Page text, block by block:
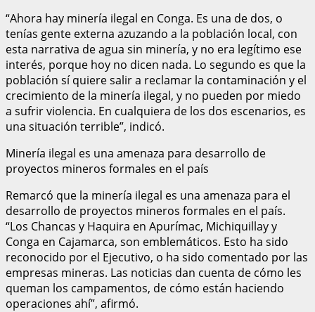
“Ahora hay minería ilegal en Conga. Es una de dos, o
tenías gente externa azuzando a la población local, con
esta narrativa de agua sin minería, y no era legítimo ese
interés, porque hoy no dicen nada. Lo segundo es que la
población sí quiere salir a reclamar la contaminación y el
crecimiento de la minería ilegal, y no pueden por miedo
a sufrir violencia. En cualquiera de los dos escenarios, es
una situación terrible”, indicó.
Minería ilegal es una amenaza para desarrollo de
proyectos mineros formales en el país
Remarcó que la minería ilegal es una amenaza para el
desarrollo de proyectos mineros formales en el país.
“Los Chancas y Haquira en Apurímac, Michiquillay y
Conga en Cajamarca, son emblemáticos. Esto ha sido
reconocido por el Ejecutivo, o ha sido comentado por las
empresas mineras. Las noticias dan cuenta de cómo les
queman los campamentos, de cómo están haciendo
operaciones ahí”, afirmó.